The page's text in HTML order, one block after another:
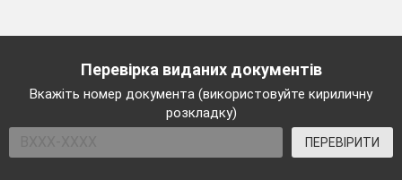
Перевірка виданих документів
Вкажіть номер документа (використовуйте кириличну
розкладку)
ПЕРЕВІРИТИ